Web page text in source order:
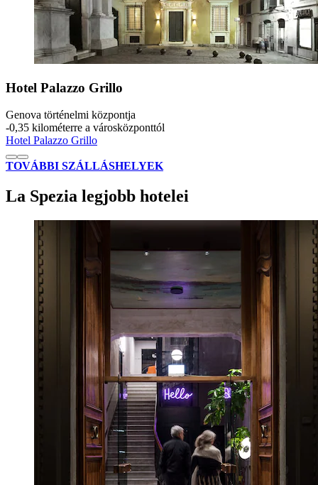
Hotel Palazzo Grillo
Genova történelmi központja
‐0,35 kilométerre a városközponttól
Hotel Palazzo Grillo
TOVÁBBI SZÁLLÁSHELYEK
La Spezia legjobb hotelei